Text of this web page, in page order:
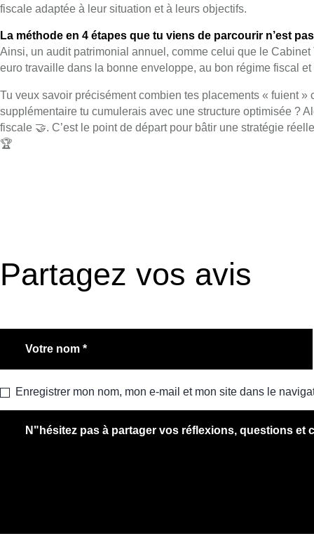
fiscale adaptée à leur situation et à leurs objectifs.
La méthode en 4 étapes que tu viens de parcourir n’est
Ainsi, un audit patrimonial annuel, comme celui que le
euro travaille dans la bonne enveloppe, au bon régime fiscal
Tu veux savoir précisément combien tes placements « fuient
supplémentaire tu cumulerais avec une structure optimisée ?
fiscale 🤝. C’est le point de départ pour bâtir une stratégie
🏆
Partagez vos avis
Enregistrer mon nom, mon e-mail et mon site dans le